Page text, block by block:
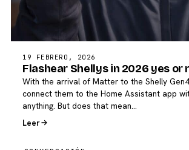
19 FEBRERO, 2026
Flashear Shellys in 2026 yes or
With the arrival of Matter to the Shelly
connect them to the Home Assistant app
anything. But does that mean…
Leer